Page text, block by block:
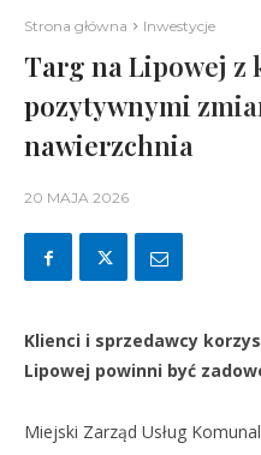
Strona główna Inwestycje
Targ na Lipowej z
pozytywnymi
nawierzchnia
20 MAJA 2026
Klienci i sprzedawcy
Lipowej powinni być
Miejski Zarząd Usług